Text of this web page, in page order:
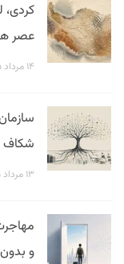
کردی،
عصر
۱۴ مرداد ۱۴۰۵
شکاف
۱۳ مرداد ۱۴۰۵
و